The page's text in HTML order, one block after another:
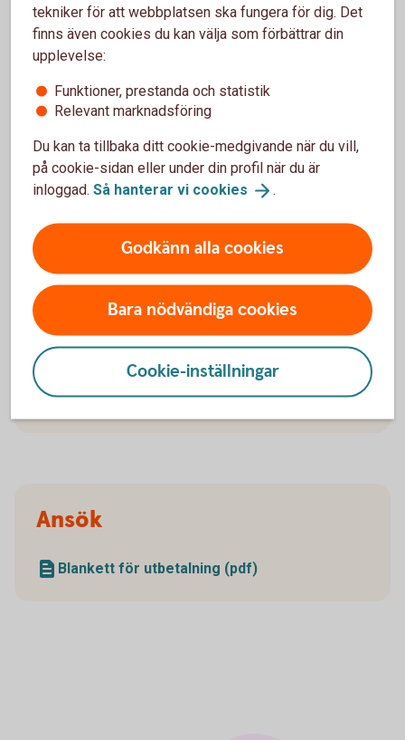
Paus i pågående
pensionsutbetalning
Du kan enkelt pausa din pensionsutbetalning och
även förkorta, förlänga eller ta bort en pågående
paus.
Återbetalningsskydd
återbetalningsskydd?
Blankett återbetalningsskydd (pdf)
Ansök
Blankett för utbetalning (pdf)
tekniker för att webbplatsen ska fungera för dig. Det
finns även cookies du kan välja som förbättrar din
upplevelse:
Funktioner, prestanda och statistik
Relevant marknadsföring
Du kan ta tillbaka ditt cookie-medgivande när du vill,
på cookie-sidan eller under din profil när du är
inloggad. Så hanterar vi cookies .
Godkänn alla cookies
Bara nödvändiga cookies
Cookie-inställningar